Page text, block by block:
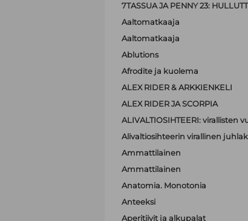
7TASSUA JA PENNY 23:
Aaltomatkaaja
Aaltomatkaaja
Ablutions
Afrodite ja kuolema
ALEX RIDER & ARKKIENKELI
ALEX RIDER JA SCORPIA
ALIVALTIOSIHTEERI:
Alivaltiosihteerin virallinen
Ammattilainen
Ammattilainen
Anatomia. Monotonia
Anteeksi
Aperitiivit ja alkupalat